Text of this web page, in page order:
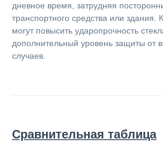
дневное время, затрудняя
транспортного средства или здания.
могут повысить ударопрочность
дополнительный уровень защиты от
случаев.
Сравнительная таблица